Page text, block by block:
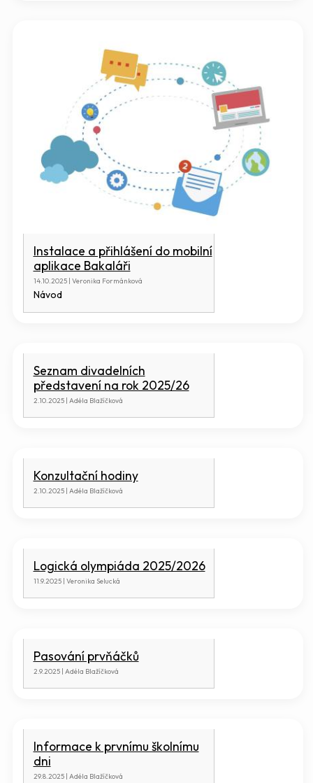
Instalace a přihlášení do mobilní
aplikace Bakaláři
14.10.2025 | Veronika Formánková
Návod
Seznam divadelních
představení na rok 2025/26
2.10.2025 | Adéla Blažíčková
Konzultační hodiny
2.10.2025 | Adéla Blažíčková
Logická olympiáda 2025/2026
11.9.2025 | Veronika Selucká
Pasování prvňáčků
2.9.2025 | Adéla Blažíčková
Informace k prvnímu školnímu
dni
29.8.2025 | Adéla Blažíčková